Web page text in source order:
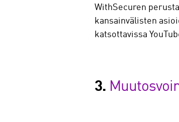
WithSecuren
kansainvälisten
katsottavissa
3.